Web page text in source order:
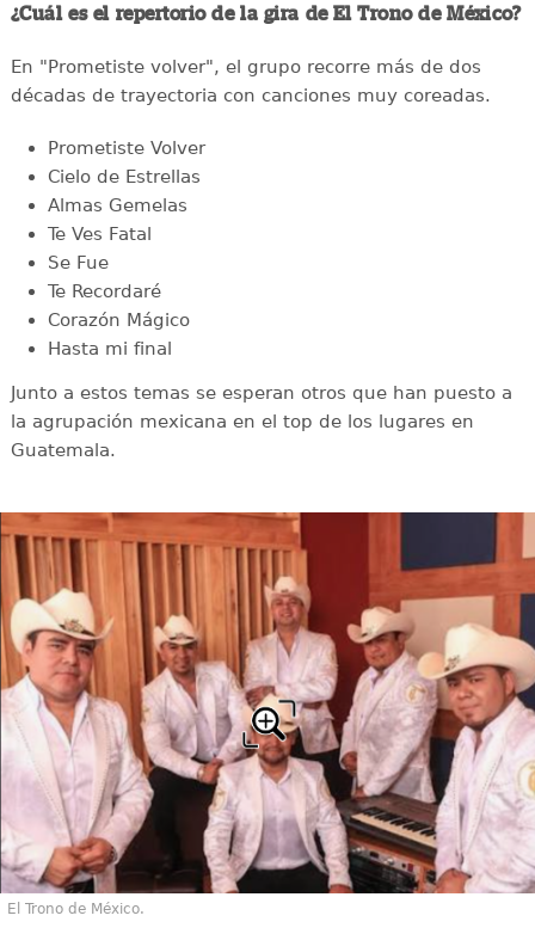
¿Cuál es el repertorio de la gira de El Trono de México?
En "Prometiste volver", el grupo recorre más de dos
décadas de trayectoria con canciones muy coreadas.
Prometiste Volver
Cielo de Estrellas
Almas Gemelas
Te Ves Fatal
Se Fue
Te Recordaré
Corazón Mágico
Hasta mi final
Junto a estos temas se esperan otros que han puesto a
la agrupación mexicana en el top de los lugares en
Guatemala.
El Trono de México.